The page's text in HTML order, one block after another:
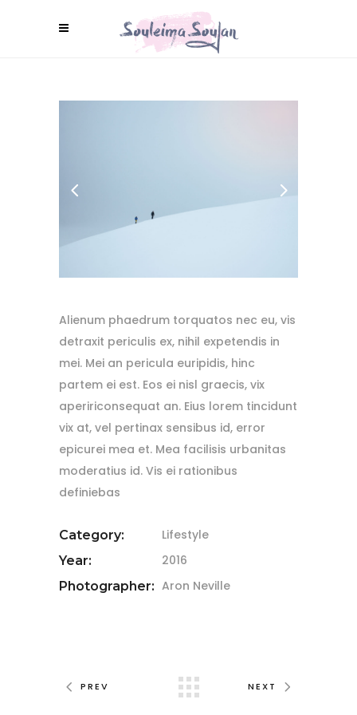
Alienum phaedrum torquatos nec eu, vis
detraxit periculis ex, nihil expetendis in
mei. Mei an pericula euripidis, hinc
partem ei est. Eos ei nisl graecis, vix
apeririconsequat an. Eius lorem tincidunt
vix at, vel pertinax sensibus id, error
epicurei mea et. Mea facilisis urbanitas
moderatius id. Vis ei rationibus
definiebas
Category: Lifestyle
Year: 2016
Photographer: Aron Neville
PREV NEXT